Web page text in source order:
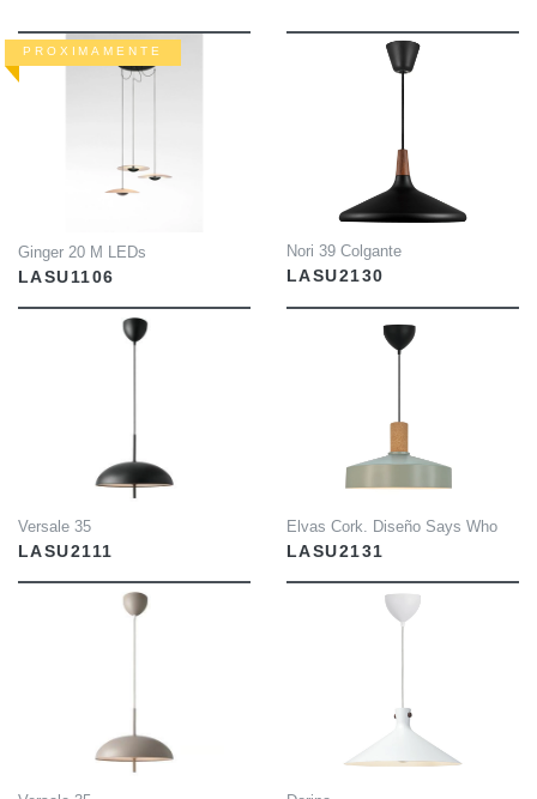
PROXIMAMENTE
Ginger 20 M LEDs
LASU1106
Nori 39 Colgante
LASU2130
Versale 35
LASU2111
Elvas Cork. Diseño Says Who
LASU2131